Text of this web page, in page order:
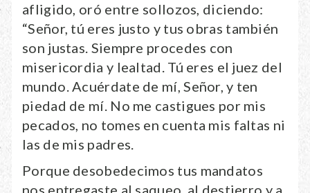
afligido, oró entre sollozos, diciendo:
“Señor, tú eres justo y tus obras también
son justas. Siempre procedes con
misericordia y lealtad. Tú eres el juez del
mundo. Acuérdate de mí, Señor, y ten
piedad de mí. No me castigues por mis
pecados, no tomes en cuenta mis faltas ni
las de mis padres.
Porque desobedecimos tus mandatos
nos entregaste al saqueo, al destierro y a